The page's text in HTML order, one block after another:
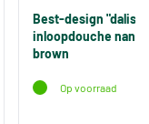
Best-design "dalis-
inloopdouche nano
brown
Op voorraad